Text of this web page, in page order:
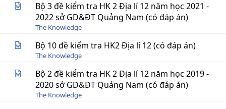
Bộ 3 đề kiểm tra HK 2 Địa lí 12 năm học 2021 -
2022 sở GD&ĐT Quảng Nam (có đáp án)
The Knowledge
Bộ 10 đề kiểm tra HK2 Địa lí 12 (có đáp án)
The Knowledge
Bộ 2 đề kiểm tra HK 2 Địa lí 12 năm học 2019 -
2020 sở GD&ĐT Quảng Nam (có đáp án)
The Knowledge